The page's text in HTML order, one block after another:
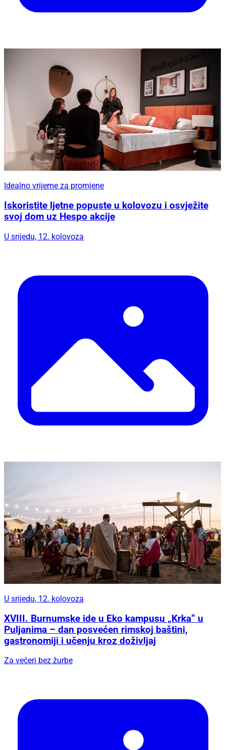
Idealno vrijeme za promjene
Iskoristite ljetne popuste u kolovozu i osvježite
svoj dom uz Hespo akcije
U srijedu, 12. kolovoza
U srijedu, 12. kolovoza
XVIII. Burnumske ide u Eko kampusu „Krka“ u
Puljanima – dan posvećen rimskoj baštini,
gastronomiji i učenju kroz doživljaj
Za večeri bez žurbe